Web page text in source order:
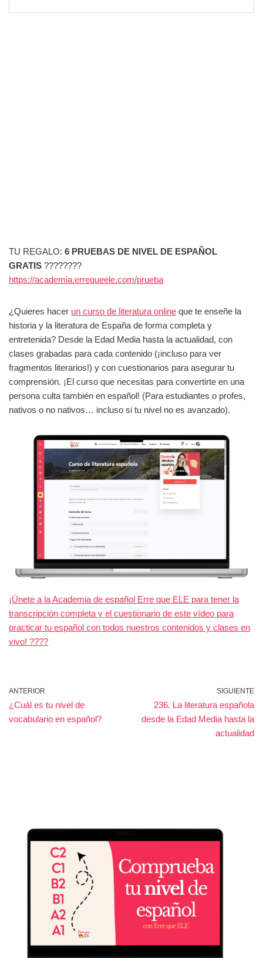
TU REGALO: 6 PRUEBAS DE NIVEL DE ESPAÑOL
GRATIS ????????
https://academia.errequeele.com/prueba
¿Quieres hacer un curso de literatura online que te enseñe la
historia y la literatura de España de forma completa y
entretenida? Desde la Edad Media hasta la actualidad, con
clases grabadas para cada contenido (¡incluso para ver
fragmentos literarios!) y con cuestionarios para asegurar tu
comprensión. ¡El curso que necesitas para convertirte en una
persona culta también en español! (Para estudiantes o profes,
nativos o no nativos… incluso si tu nivel no es avanzado).
¡Únete a la Academia de español Erre que ELE para tener la
transcripción completa y el cuestionario de este vídeo para
practicar tu español con todos nuestros contenidos y clases en
vivo! ????
ANTERIOR
¿Cuál es tu nivel de
vocabulario en español?
SIGUIENTE
236. La literatura española
desde la Edad Media hasta la
actualidad